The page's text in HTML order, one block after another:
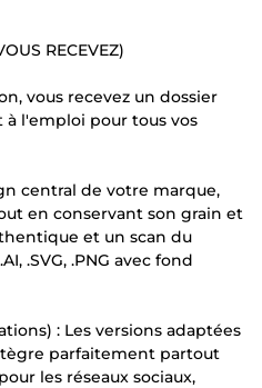
RECEVEZ)
vous recevez un dossier
l'emploi pour tous vos
central de votre marque,
en conservant son grain et
et un scan du
.SVG, .PNG avec fond
: Les versions adaptées
parfaitement partout
les réseaux sociaux,